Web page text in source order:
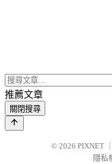
推薦文章
關閉搜尋
© 2026 PIXNET
隱私